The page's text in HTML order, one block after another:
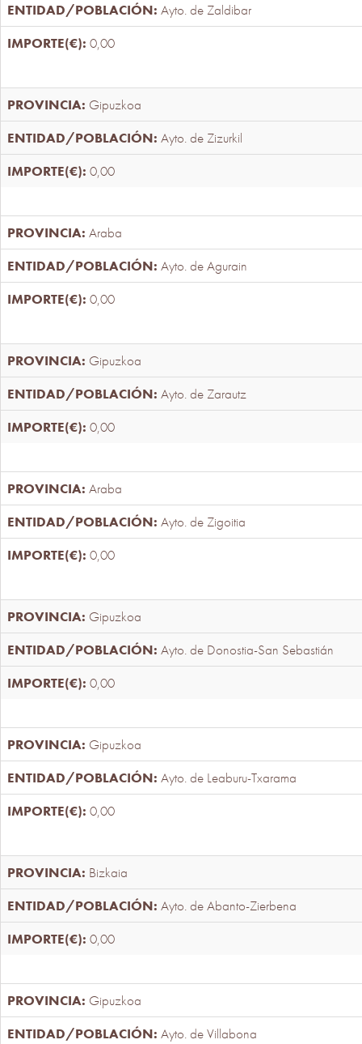
Ayto. de Zaldibar
0,00
Gipuzkoa
Ayto. de Zizurkil
0,00
Araba
Ayto. de Agurain
0,00
Gipuzkoa
Ayto. de Zarautz
0,00
Araba
Ayto. de Zigoitia
0,00
Gipuzkoa
Ayto. de Donostia-San Sebastián
0,00
Gipuzkoa
Ayto. de Leaburu-Txarama
0,00
Bizkaia
Ayto. de Abanto-Zierbena
0,00
Gipuzkoa
Ayto. de Villabona